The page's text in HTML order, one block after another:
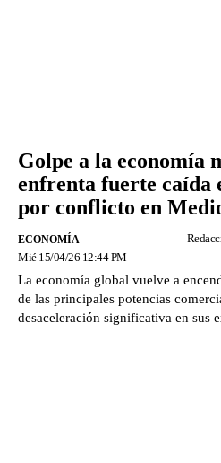
Golpe a la economía
enfrenta fuerte caída
por conflicto en
ECONOMÍA
Mié 15/04/26 12:44 PM
La economía global vuelve a
de las principales potencias
desaceleración significativa en sus